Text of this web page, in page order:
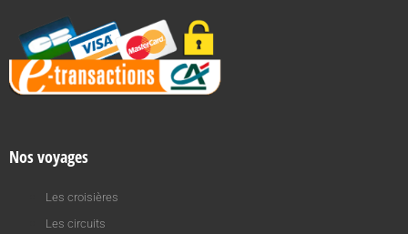
Nos voyages
Les croisières
Les circuits